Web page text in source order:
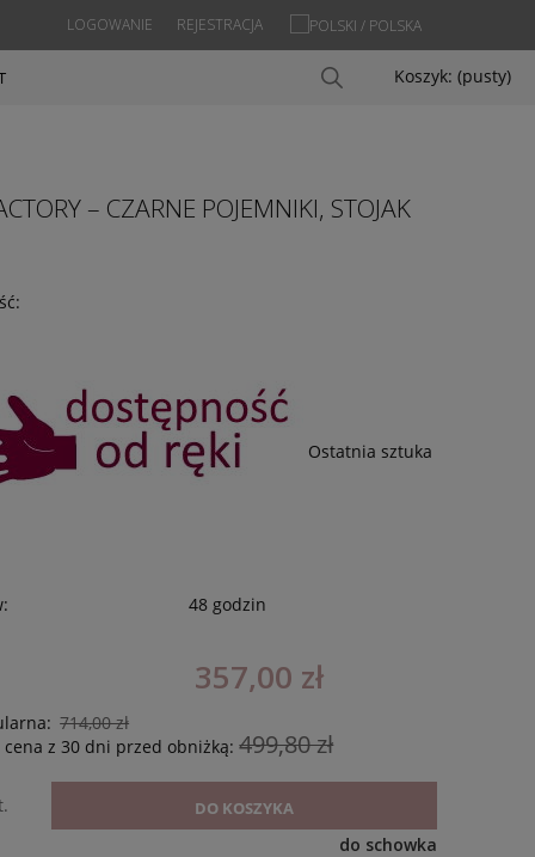
REJESTRACJA
LOGOWANIE
Koszyk: (pusty)
– CZARNE POJEMNIKI, STOJAK
Ostatnia sztuka
48 godzin
357,00 zł
714,00 zł
cena z 30 dni przed obniżką:499,80 zł
DO KOSZYKA
do schowka